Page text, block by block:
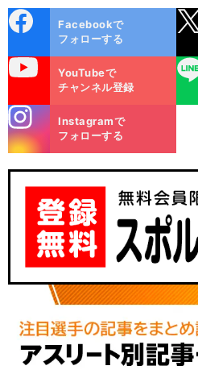
ok
Facebookで
フォローする
YouTubeで
チャンネル登録
LINE
m
Instagramで
フォローする